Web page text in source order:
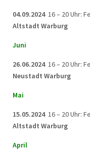
04.09.2024 16 – 20 Uhr:
Altstadt Warburg
Juni
26.06.2024 16 – 20 Uhr:
Neustadt Warburg
Mai
15.05.2024 16 – 20 Uhr:
Altstadt Warburg
April